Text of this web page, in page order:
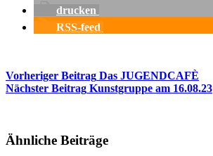
drucken
RSS-feed
Vorheriger Beitrag Das JUGENDCAFÈ
Nächster Beitrag Kunstgruppe am 16.08.23
Ähnliche Beiträge